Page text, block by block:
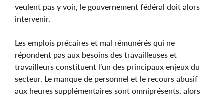
veulent pas y voir, le gouvernement fédéral doit alors
intervenir.
Les emplois précaires et mal rémunérés qui ne
répondent pas aux besoins des travailleuses et
travailleurs constituent l’un des principaux enjeux du
secteur. Le manque de personnel et le recours abusif
aux heures supplémentaires sont omniprésents, alors